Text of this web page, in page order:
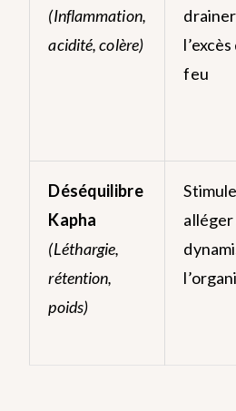
(Inflammation,
acidité, colère)
drainer
l’excès
feu
Déséquilibre
Kapha
(Léthargie,
rétention,
poids)